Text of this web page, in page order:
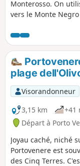
Monterosso. On
vers le Monte Negro
(Monterosso). Le
le retour.
plage
Visorandonneur
3,15 km
+41
Départ à Porto
Joyau caché, niché
Portovenere est
des Cinq Terres.